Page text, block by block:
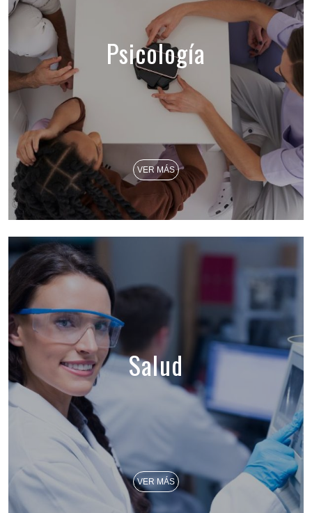
Psicología
VER MÁS
Salud
VER MÁS